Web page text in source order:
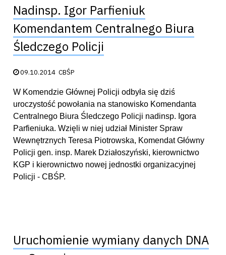
Nadinsp. Igor Parfieniuk
Komendantem Centralnego Biura
Śledczego Policji
Data publikacji:
09.10.2014CBŚP
W Komendzie Głównej Policji odbyła się dziś
uroczystość powołania na stanowisko Komendanta
Centralnego Biura Śledczego Policji nadinsp. Igora
Parfieniuka. Wzięli w niej udział Minister Spraw
Wewnętrznych Teresa Piotrowska, Komendat Główny
Policji gen. insp. Marek Działoszyński, kierownictwo
KGP i kierownictwo nowej jednostki organizacyjnej
Policji - CBŚP.
Uruchomienie wymiany danych DNA